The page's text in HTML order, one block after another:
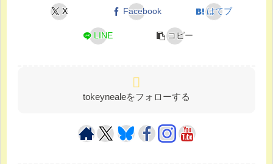
X Facebook はてブ
LINE コピー
tokeynealeをフォローする